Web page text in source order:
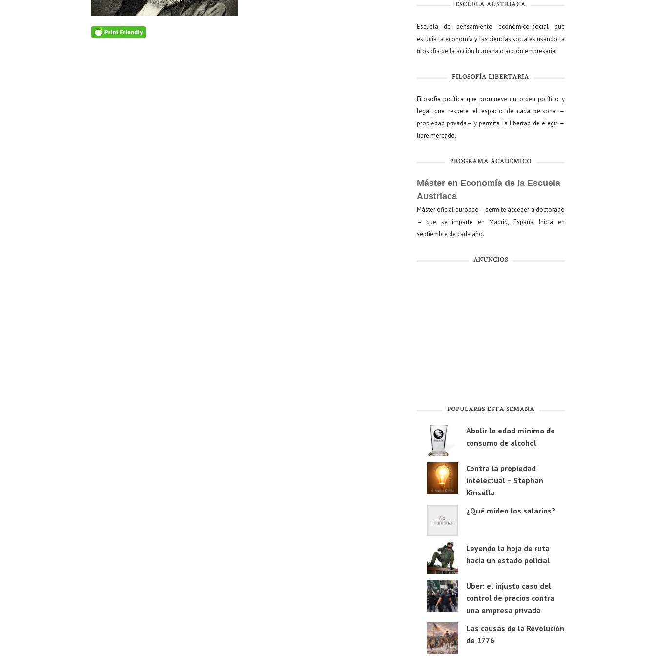
ESCUELA AUSTRIACA
Escuela de pensamiento económico-social que
estudia la economía y las ciencias sociales usando la
filosofía de la acción humana o acción empresarial.
FILOSOFÍA LIBERTARIA
Filosofía política que promueve un orden político y
legal que respete el espacio de cada persona —
propiedad privada— y permita la libertad de elegir —
libre mercado.
PROGRAMA ACADÉMICO
Máster en Economía de la Escuela
Austriaca
Máster oficial europeo —permite acceder a doctorado
— que se imparte en Madrid, España. Inicia en
septiembre de cada año.
ANUNCIOS
POPULARES ESTA SEMANA
Abolir la edad mínima de
consumo de alcohol
Contra la propiedad
intelectual – Stephan
Kinsella
¿Qué miden los salarios?
Leyendo la hoja de ruta
hacia un estado policial
Uber: el injusto caso del
control de precios contra
una empresa privada
Las causas de la Revolución
de 1776